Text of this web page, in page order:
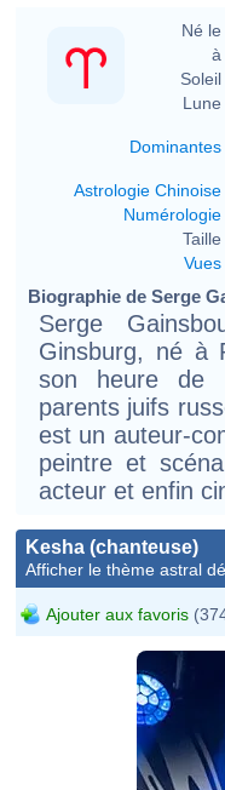
Né le
à
Soleil
Lune
Dominantes
Astrologie Chinoise
Numérologie
Taille
Vues
Biographie de Serge
Serge
Ginsburg, né à
son heure de
parents juifs
est un auteur-
peintre et
acteur et enfin
Kesha (chanteuse)
Afficher le thème astral
Ajouter aux favoris